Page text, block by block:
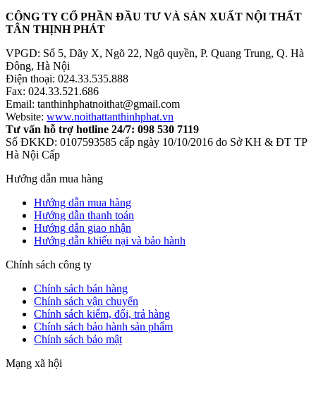
CÔNG TY CỔ PHẦN ĐẦU TƯ VÀ SẢN XUẤT NỘI THẤT
TÂN THỊNH PHÁT
VPGD: Số 5, Dãy X, Ngõ 22, Ngô quyền, P. Quang Trung, Q. Hà
Đông, Hà Nội
Điện thoại: 024.33.535.888
Fax: 024.33.521.686
Email: tanthinhphatnoithat@gmail.com
Website: www.noithattanthinhphat.vn
Tư vấn hỗ trợ hotline 24/7: 098 530 7119
Số ĐKKD: 0107593585 cấp ngày 10/10/2016 do Sở KH & ĐT TP
Hà Nội Cấp
Hướng dẫn mua hàng
Hướng dẫn mua hàng
Hướng dẫn thanh toán
Hướng dẫn giao nhận
Hướng dẫn khiếu nại và bảo hành
Chính sách công ty
Chính sách bán hàng
Chính sách vận chuyển
Chính sách kiểm, đổi, trả hàng
Chính sách bảo hành sản phẩm
Chính sách bảo mật
Mạng xã hội